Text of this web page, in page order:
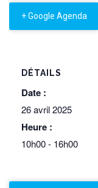
+ Google Agenda
DÉTAILS
Date :
26 avril 2025
Heure :
10h00 - 16h00